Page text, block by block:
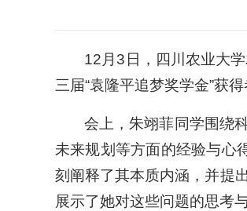
12月3日，四川农业大
三届“袁隆平追梦奖学金”获
会上，朱翊菲同学围绕
未来规划等方面的经验与心
刻阐释了其本质内涵，并提
展示了她对这些问题的思考